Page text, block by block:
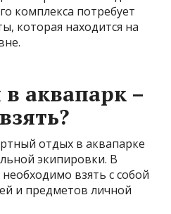
комплекса потребует
которая находится на
аквапарк –
отдых в аквапарке
экипировки. В
взять с собой
и предметов личной